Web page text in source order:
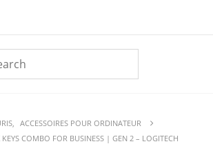
, ACCESSOIRES POUR ORDINATEUR
COMBO FOR BUSINESS | GEN 2 – LOGITECH